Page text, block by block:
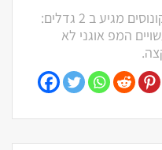
מארז קונוסים מוכן הכולל 32 קונוסים מגיע ב 2 גדלים:
עשויים המפ אוגני לא